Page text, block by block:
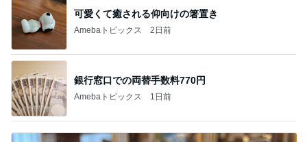
可愛くて癒される仰向けの箸置き
Amebaトピックス 2日前
銀行窓口での両替手数料770円
Amebaトピックス 1日前